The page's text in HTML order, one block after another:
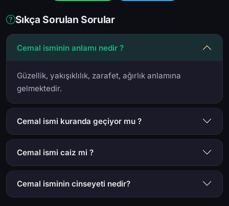
Sıkça Sorulan Sorular
Cemal isminin anlamı nedir ?
Güzellik, yakışıklılık, zarafet, ağırlık anlamına
gelmektedir.
Cemal ismi kuranda geçiyor mu ?
Cemal ismi caiz mi ?
Cemal isminin cinseyeti nedir?